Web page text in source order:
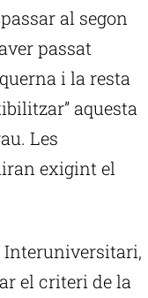
al segon
passat
i la resta
aquesta
Les
exigint el
Interuniversitari,
el criteri de la